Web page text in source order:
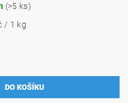
(>5 ks)
/ 1 kg